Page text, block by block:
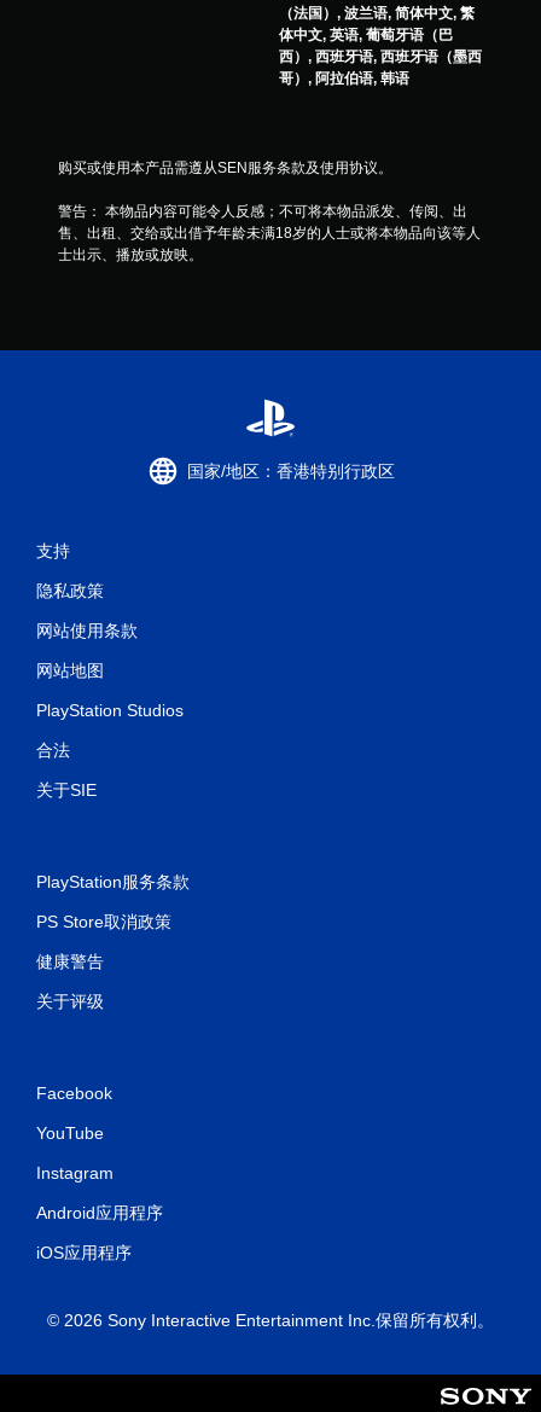
（法国）, 波兰语, 简体中文, 繁
体中文, 英语, 葡萄牙语（巴
西）, 西班牙语, 西班牙语（墨西
哥）, 阿拉伯语, 韩语
购买或使用本产品需遵从SEN服务条款及使用协议。
警告： 本物品内容可能令人反感；不可将本物品派发、传阅、出
售、出租、交给或出借予年龄未满18岁的人士或将本物品向该等人
士出示、播放或放映。
国家/地区：香港特别行政区
支持
隐私政策
网站使用条款
网站地图
PlayStation Studios
合法
关于SIE
PlayStation服务条款
PS Store取消政策
健康警告
关于评级
Facebook
YouTube
Instagram
Android应用程序
iOS应用程序
© 2026 Sony Interactive Entertainment Inc.保留所有权利。